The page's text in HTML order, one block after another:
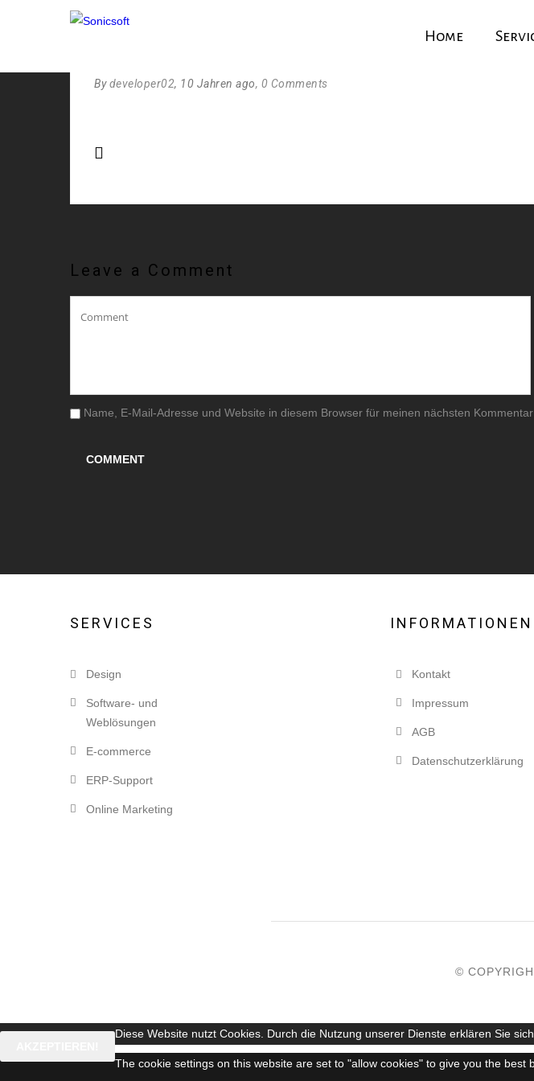
Home
CONENT-IMG6
By developer02, 10 Jahren ago, 0 Comments
Leave a Comment
Name, E-Mail-Adresse und Website in diesem Browser für meinen nächsten Kommentar
SERVICES
Design
Software- und
Weblösungen
E-commerce
ERP-Support
Online Marketing
INFORMATIONEN
Kontakt
Impressum
AGB
Datenschutzerklärung
©
Diese Website nutzt Cookies. Durch die Nutzung unserer Dienste erklären Sie
The cookie settings on this website are set to "allow cookies" to give you the